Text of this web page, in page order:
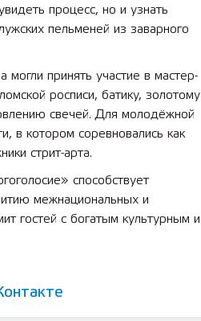
процесс, но и узнать
пельменей из заварного
могли принять участие в мастер-
росписи, батику, золотому
свечей. Для молодёжной
в котором соревновались как
стрит-арта.
способствует
межнациональных и
гостей с богатым культурным и
11 01 Земли
назначения